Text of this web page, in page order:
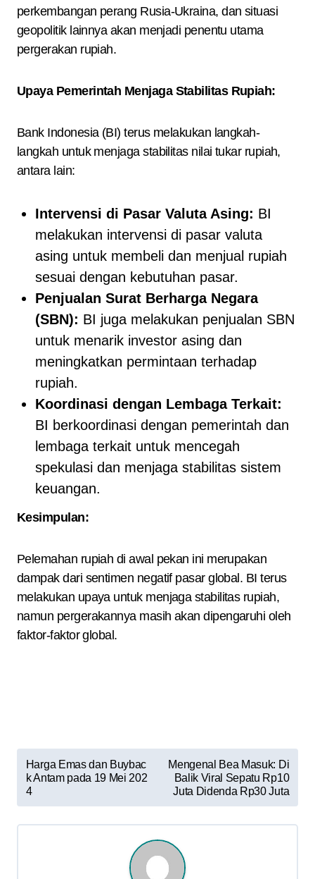
perkembangan perang Rusia-Ukraina, dan situasi
geopolitik lainnya akan menjadi penentu utama
pergerakan rupiah.
Upaya Pemerintah Menjaga Stabilitas Rupiah:
Bank Indonesia (BI) terus melakukan langkah-
langkah untuk menjaga stabilitas nilai tukar rupiah,
antara lain:
Intervensi di Pasar Valuta Asing: BI
melakukan intervensi di pasar valuta
asing untuk membeli dan menjual rupiah
sesuai dengan kebutuhan pasar.
Penjualan Surat Berharga Negara
(SBN): BI juga melakukan penjualan SBN
untuk menarik investor asing dan
meningkatkan permintaan terhadap
rupiah.
Koordinasi dengan Lembaga Terkait:
BI berkoordinasi dengan pemerintah dan
lembaga terkait untuk mencegah
spekulasi dan menjaga stabilitas sistem
keuangan.
Kesimpulan:
Pelemahan rupiah di awal pekan ini merupakan
dampak dari sentimen negatif pasar global. BI terus
melakukan upaya untuk menjaga stabilitas rupiah,
namun pergerakannya masih akan dipengaruhi oleh
faktor-faktor global.
N
a
v
Harga Emas dan Buybac
k Antam pada 19 Mei 202
4
Mengenal Bea Masuk: Di
Balik Viral Sepatu Rp10
Juta Didenda Rp30 Juta